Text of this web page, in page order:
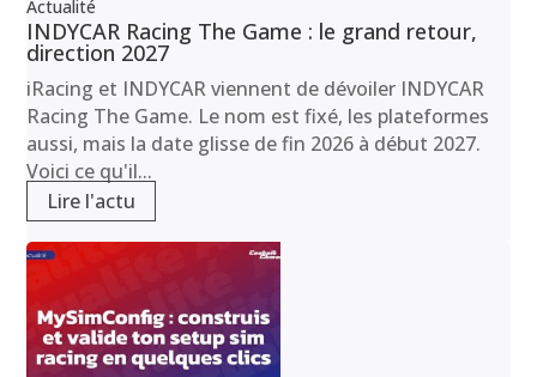
Actualité
INDYCAR Racing The Game : le grand retour,
direction 2027
iRacing et INDYCAR viennent de dévoiler INDYCAR
Racing The Game. Le nom est fixé, les plateformes
aussi, mais la date glisse de fin 2026 à début 2027.
Voici ce qu'il...
Lire l'actu